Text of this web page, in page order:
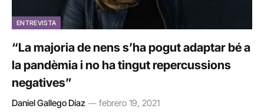
ENTREVISTA
“La majoria de nens s’ha pogut adaptar bé a
la pandèmia i no ha tingut repercussions
negatives”
Daniel Gallego Díaz febrero 19, 2021